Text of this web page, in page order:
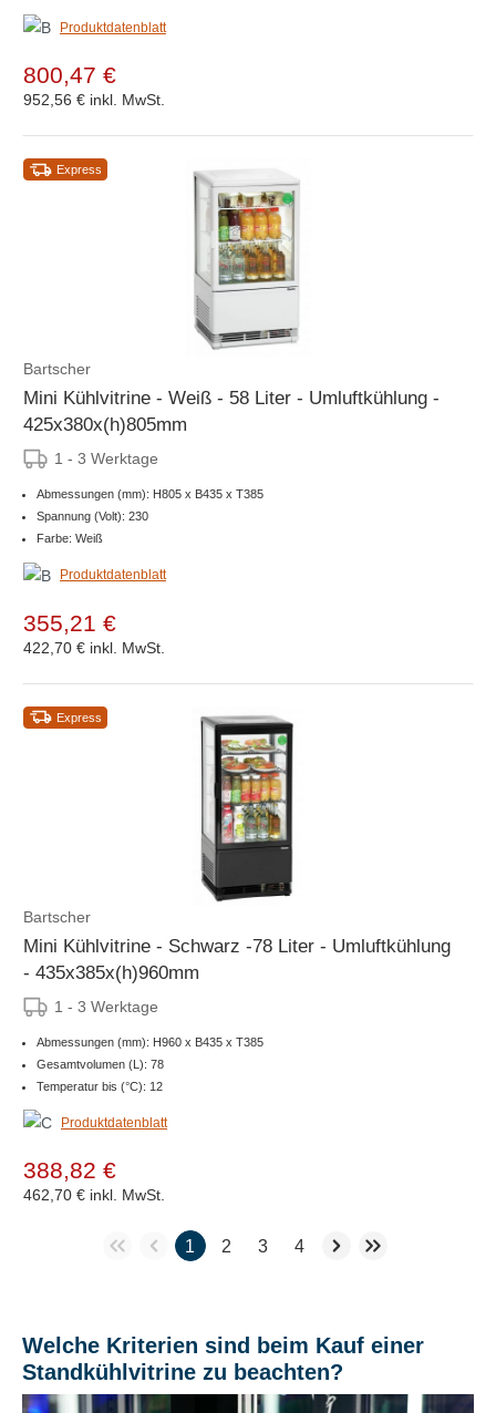
Produktdatenblatt
800,47 €
952,56 € inkl. MwSt.
Express
Bartscher
Mini Kühlvitrine - Weiß - 58 Liter - Umluftkühlung -
425x380x(h)805mm
1 - 3 Werktage
Abmessungen (mm): H805 x B435 x T385
Spannung (Volt): 230
Farbe: Weiß
Produktdatenblatt
355,21 €
422,70 € inkl. MwSt.
Express
Bartscher
Mini Kühlvitrine - Schwarz -78 Liter - Umluftkühlung
- 435x385x(h)960mm
1 - 3 Werktage
Abmessungen (mm): H960 x B435 x T385
Gesamtvolumen (L): 78
Temperatur bis (°C): 12
Produktdatenblatt
388,82 €
462,70 € inkl. MwSt.
1 2 3 4
Welche Kriterien sind beim Kauf einer
Standkühlvitrine zu beachten?